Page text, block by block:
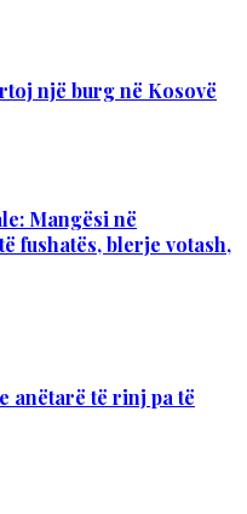
një burg në Kosovë
Mangësi në
fushatës, blerje votash,
anëtarë të rinj pa të